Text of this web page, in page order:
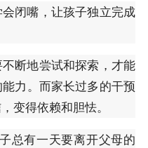
闭嘴，让孩子独立完成
断地尝试和探索，才能
力。而家长过多的干预
变得依赖和胆怯。
总有一天要离开父母的